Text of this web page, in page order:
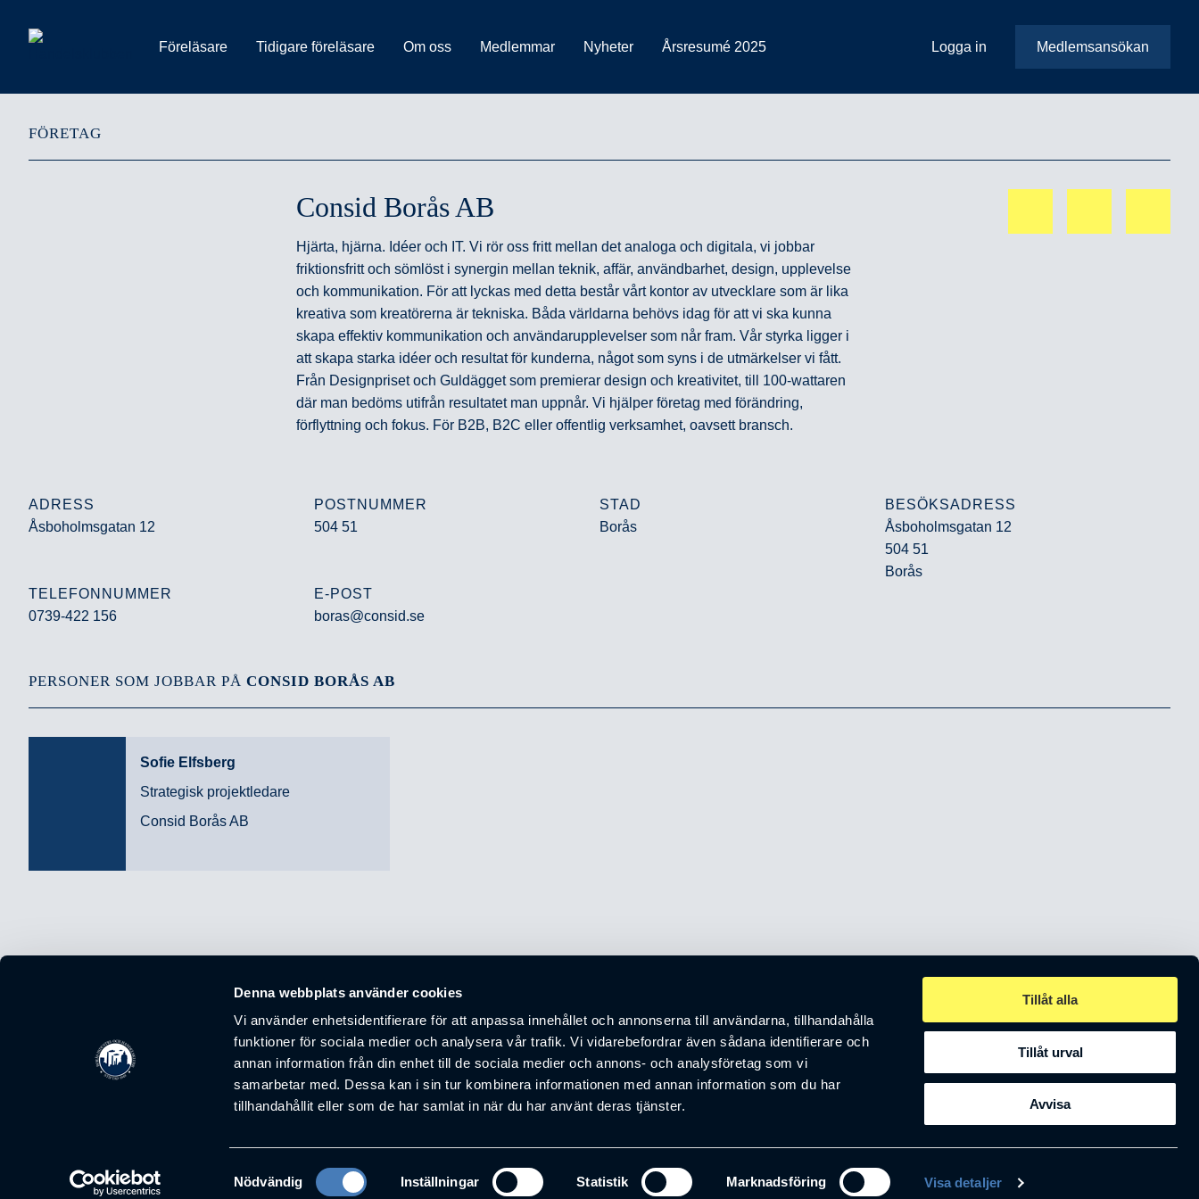
Denna webbplats använder cookies
Vi använder enhetsidentifierare för att anpassa innehållet och annonserna till användarna, tillhandahålla
funktioner för sociala medier och analysera vår trafik. Vi vidarebefordrar även sådana identifierare och
annan information från din enhet till de sociala medier och annons- och analysföretag som vi
samarbetar med. Dessa kan i sin tur kombinera informationen med annan information som du har
tillhandahållit eller som de har samlat in när du har använt deras tjänster.
Samtyckesval
Nödvändig Inställningar Statistik Marknadsföring Visa detaljer
Tillåt alla
Tillåt urval
Avvisa
Föreläsare Tidigare föreläsare Om oss Medlemmar Nyheter Årsresumé 2025 Logga in Medlemsansökan
FÖRETAG
Consid Borås AB
Hjärta, hjärna. Idéer och IT. Vi rör oss fritt mellan det analoga och digitala, vi jobbar
friktionsfritt och sömlöst i synergin mellan teknik, affär, användbarhet, design, upplevelse
och kommunikation. För att lyckas med detta består vårt kontor av utvecklare som är lika
kreativa som kreatörerna är tekniska. Båda världarna behövs idag för att vi ska kunna
skapa effektiv kommunikation och användarupplevelser som når fram. Vår styrka ligger i
att skapa starka idéer och resultat för kunderna, något som syns i de utmärkelser vi fått.
Från Designpriset och Guldägget som premierar design och kreativitet, till 100-wattaren
där man bedöms utifrån resultatet man uppnår. Vi hjälper företag med förändring,
förflyttning och fokus. För B2B, B2C eller offentlig verksamhet, oavsett bransch.
ADRESS
Åsboholmsgatan 12
POSTNUMMER
504 51
STAD
Borås
BESÖKSADRESS
Åsboholmsgatan 12
504 51
Borås
TELEFONNUMMER
0739-422 156
E-POST
boras@consid.se
PERSONER SOM JOBBAR PÅ CONSID BORÅS AB
Sofie Elfsberg
Strategisk projektledare
Consid Borås AB
Borås industri- och handelsklubb är ett nätverk som ska främja samarbete, förkovran och affärer mellan företagare i Boråsregionen.
info@handelsklubben.se
Nyheter